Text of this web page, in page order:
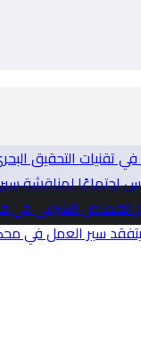
في تقنيات التحقيق
لمناقشة سير
القصاص الشرعي
سير العمل في